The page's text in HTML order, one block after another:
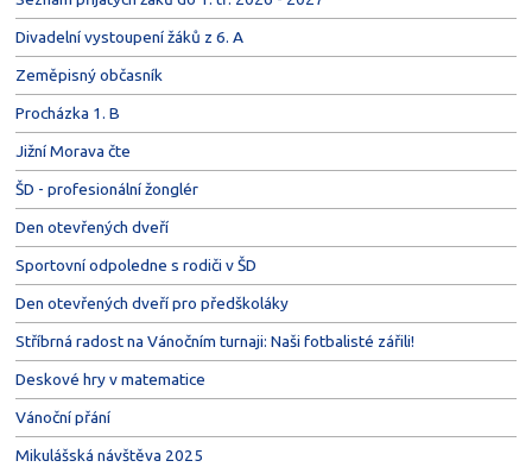
Divadelní vystoupení žáků z 6. A
Zeměpisný občasník
Procházka 1. B
Jižní Morava čte
ŠD - profesionální žonglér
Den otevřených dveří
Sportovní odpoledne s rodiči v ŠD
Den otevřených dveří pro předškoláky
Stříbrná radost na Vánočním turnaji: Naši fotbalisté zářili!
Deskové hry v matematice
Vánoční přání
Mikulášská návštěva 2025